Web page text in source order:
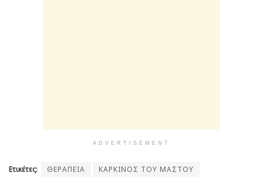
ADVERTISEMENT
Ετικέτες: ΘΕΡΑΠΕΙΑ
ΚΑΡΚΙΝΟΣ ΤΟΥ ΜΑΣΤΟΥ